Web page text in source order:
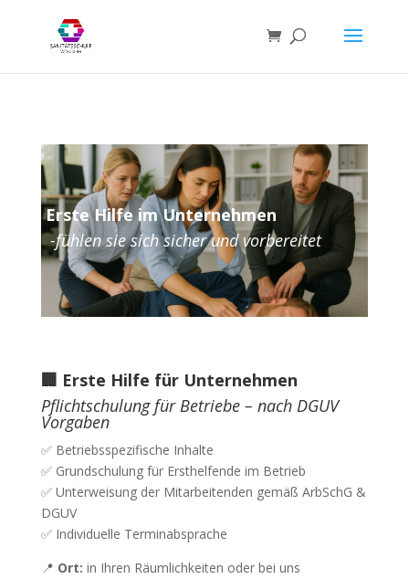
Erste Hilfe im Unternehmen
-fühlen sie sich sicher und vorbereitet
🏢 Erste Hilfe für Unternehmen
Pflichtschulung für Betriebe – nach DGUV
Vorgaben
✅ Betriebsspezifische Inhalte
✅ Grundschulung für Ersthelfende im Betrieb
✅ Unterweisung der Mitarbeitenden gemäß ArbSchG &
DGUV
✅ Individuelle Terminabsprache
📍 Ort: in Ihren Räumlichkeiten oder bei uns